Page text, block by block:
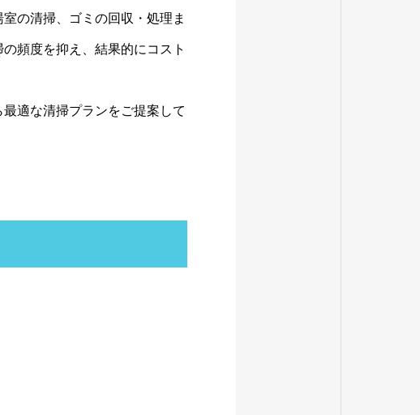
の清掃、ゴミの回収・処理ま
頻度を抑え、結果的にコスト
適な清掃プランをご提案して